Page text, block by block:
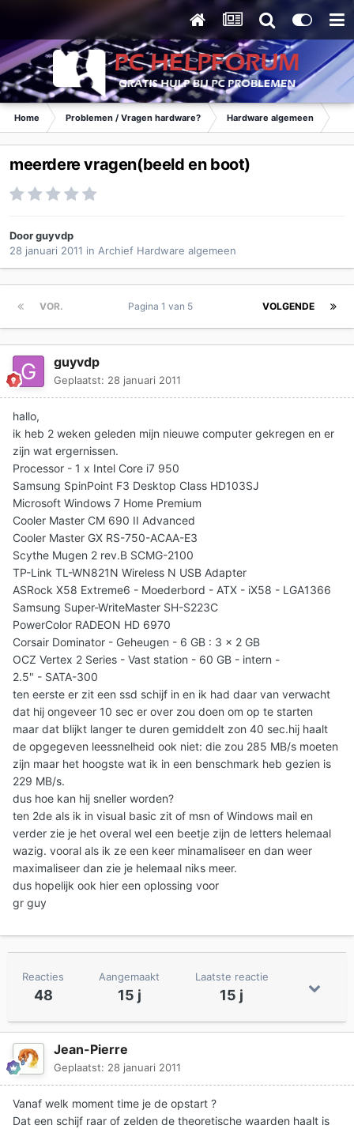
Home Problemen / Vragen hardware? Hardware algemeen
meerdere vragen(beeld en boot)
Doorguyvdp
28 januari 2011 in Archief Hardware algemeen
VOR. VOLGENDE
Pagina 1 van 5
guyvdp
Geplaatst: 28 januari 2011
hallo,
ik heb 2 weken geleden mijn nieuwe computer gekregen en er
zijn wat ergernissen.
Processor - 1 x Intel Core i7 950
Samsung SpinPoint F3 Desktop Class HD103SJ
Microsoft Windows 7 Home Premium
Cooler Master CM 690 II Advanced
Cooler Master GX RS-750-ACAA-E3
Scythe Mugen 2 rev.B SCMG-2100
TP-Link TL-WN821N Wireless N USB Adapter
ASRock X58 Extreme6 - Moederbord - ATX - iX58 - LGA1366
Samsung Super-WriteMaster SH-S223C
PowerColor RADEON HD 6970
Corsair Dominator - Geheugen - 6 GB : 3 x 2 GB
OCZ Vertex 2 Series - Vast station - 60 GB - intern -
2.5" - SATA-300
ten eerste er zit een ssd schijf in en ik had daar van verwacht
dat hij ongeveer 10 sec er over zou doen om op te starten
maar dat blijkt langer te duren gemiddelt zon 40 sec.hij haalt
de opgegeven leessnelheid ook niet: die zou 285 MB/s moeten
zijn maar het hoogste wat ik in een benschmark heb gezien is
229 MB/s.
dus hoe kan hij sneller worden?
ten 2de als ik in visual basic zit of msn of Windows mail en
verder zie je het overal wel een beetje zijn de letters helemaal
wazig. vooral als ik ze een keer minamaliseer en dan weer
maximaliseer dan zie je helemaal niks meer.
dus hopelijk ook hier een oplossing voor
gr guy
Reacties
48
Aangemaakt
15 j
Laatste reactie
15 j
Jean-Pierre
Geplaatst: 28 januari 2011
Vanaf welk moment time je de opstart ?
Dat een schijf raar of zelden de theoretische waarden haalt is